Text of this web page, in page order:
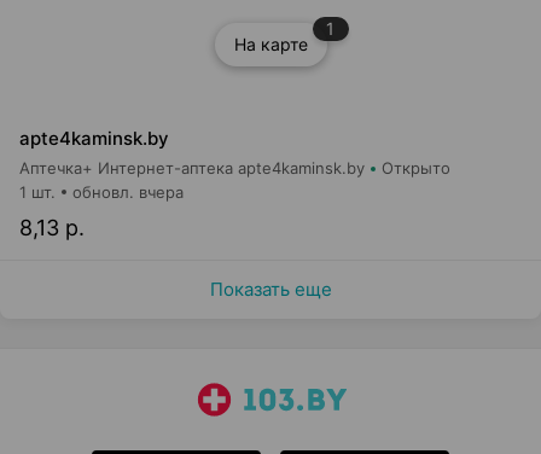
На карте
1
apte4kaminsk.by
Аптечка+ Интернет-аптека apte4kaminsk.by Открыто
8,13 р.
1 шт. обновл. вчера
Показать еще